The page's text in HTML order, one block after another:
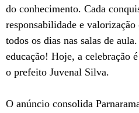
do conhecimento. Cada
responsabilidade e
todos os dias nas salas de
educação! Hoje, a celebração
o prefeito Juvenal Silva.
O anúncio consolida